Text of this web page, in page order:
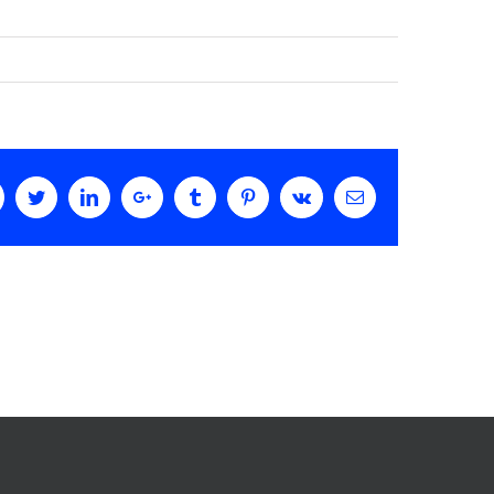
TwitterLinkedInGoogle+ Tumblr PinterestVk Email